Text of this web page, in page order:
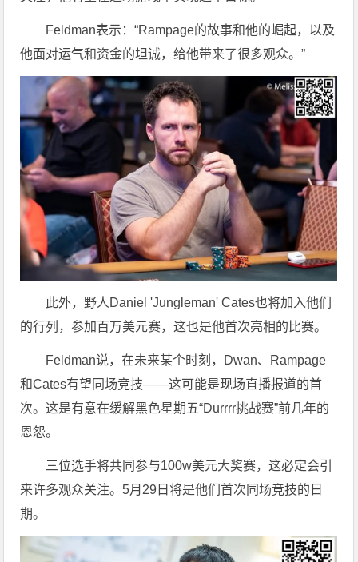
Feldman表示：“Rampage的故事和他的崛起，以及
他面对运气和资金的坦诚，给他带来了很多观众。”
此外，野人Daniel 'Jungleman' Cates也将加入他们
的行列，参加百万美元赛，这也是他首次亮相的比赛。
Feldman说，在未来某个时刻，Dwan、Rampage
和Cates有望同场竞技——这可能是现场直播报道的首
次。这是有意在缓解黑色星期五“Durrrr挑战赛”前几年的
恩怨。
三位选手将共同参与100w美元大奖赛，这必定会引
来许多观众关注。5月29日将是他们首次同场竞技的日
期。